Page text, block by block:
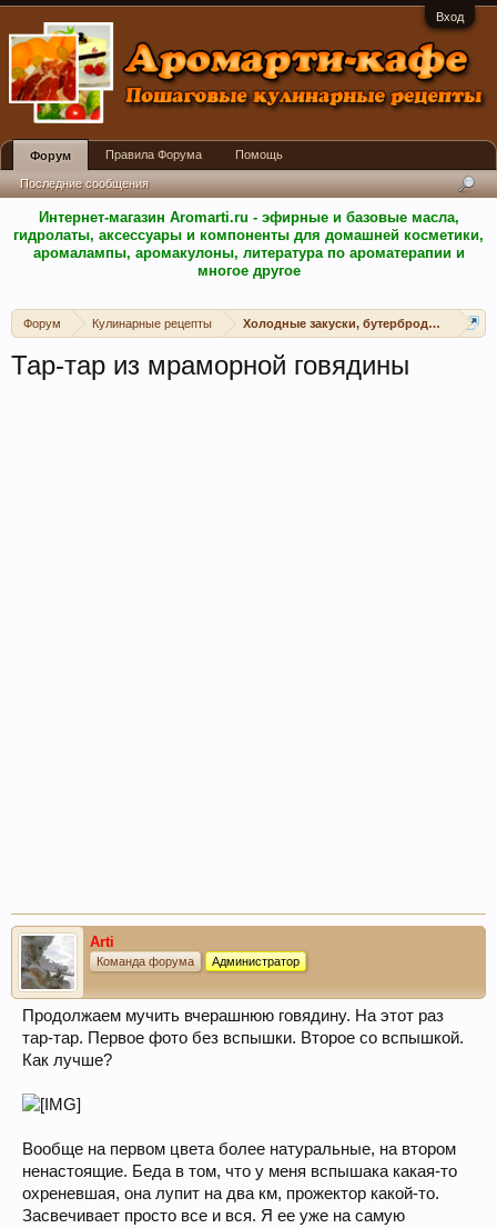
Вход
Интернет-магазин Aromarti.ru - эфирные и базовые масла,
гидролаты, аксессуары и компоненты для домашней косметики,
аромалампы, аромакулоны, литература по ароматерапии и
многое другое
Форум Кулинарные рецепты Холодные закуски, бутерброды, канапе,
Тар-тар из мраморной говядины
Arti
Команда форума Администратор
Продолжаем мучить вчерашнюю говядину. На этот раз
тар-тар. Первое фото без вспышки. Второе со вспышкой.
Как лучше?
Вообще на первом цвета более натуральные, на втором
ненастоящие. Беда в том, что у меня вспышака какая-то
охреневшая, она лупит на два км, прожектор какой-то.
Засвечивает просто все и вся. Я ее уже на самую
Форум
Последние сообщения
Правила Форума Помощь